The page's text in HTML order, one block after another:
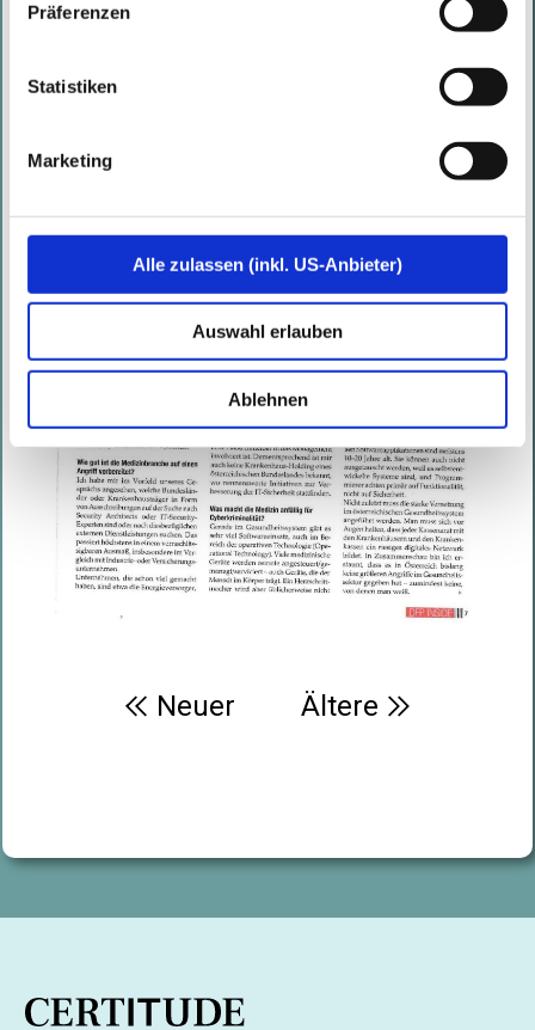
Präferenzen
Statistiken
Marketing
Alle zulassen (inkl. US-Anbieter)
Auswahl erlauben
Ablehnen
Beitragsnavigation Ältere
Neuer